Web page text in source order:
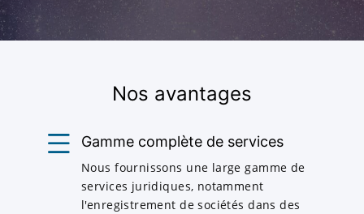
Nos avantages
Gamme complète de services
Nous fournissons une large gamme de
services juridiques, notamment
l'enregistrement de sociétés dans des